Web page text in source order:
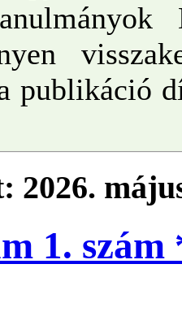
publikáció
2026.
1.